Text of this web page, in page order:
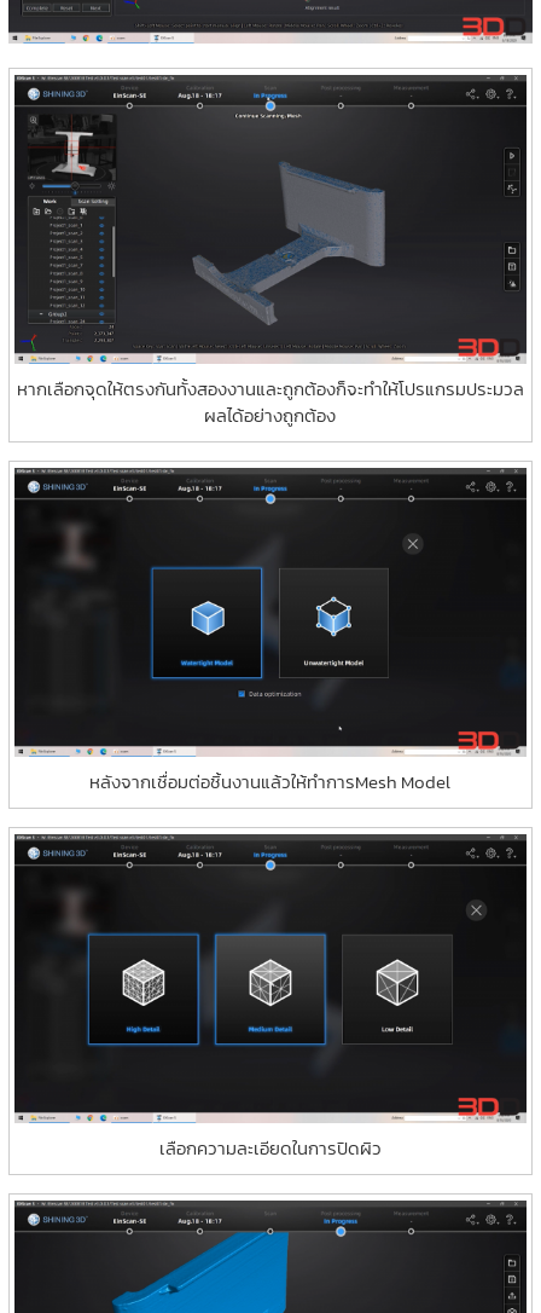
หากเลือกจุดให้ตรงกันทั้งสองงานและถูกต้องก็จะทำให้โปรแกรมประมวล
ผลได้อย่างถูกต้อง
หลังจากเชื่อมต่อชิ้นงานแล้วให้ทำการMesh Model
เลือกความละเอียดในการปิดผิว